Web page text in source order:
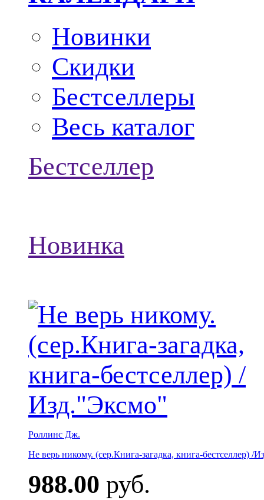
Новинки
Скидки
Бестселлеры
Весь каталог
Бестселлер
Новинка
Роллинс Дж.
Не верь никому. (сер.Книга-загадка, книга-бестселлер) /
988.00 руб.